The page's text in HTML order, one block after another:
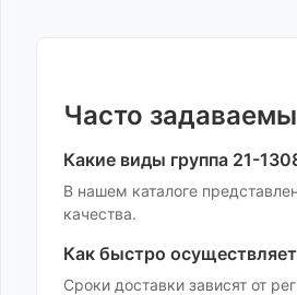
Часто
Какие виды группа 21-
В нашем каталоге
качества.
Как быстро
Сроки доставки зависят от